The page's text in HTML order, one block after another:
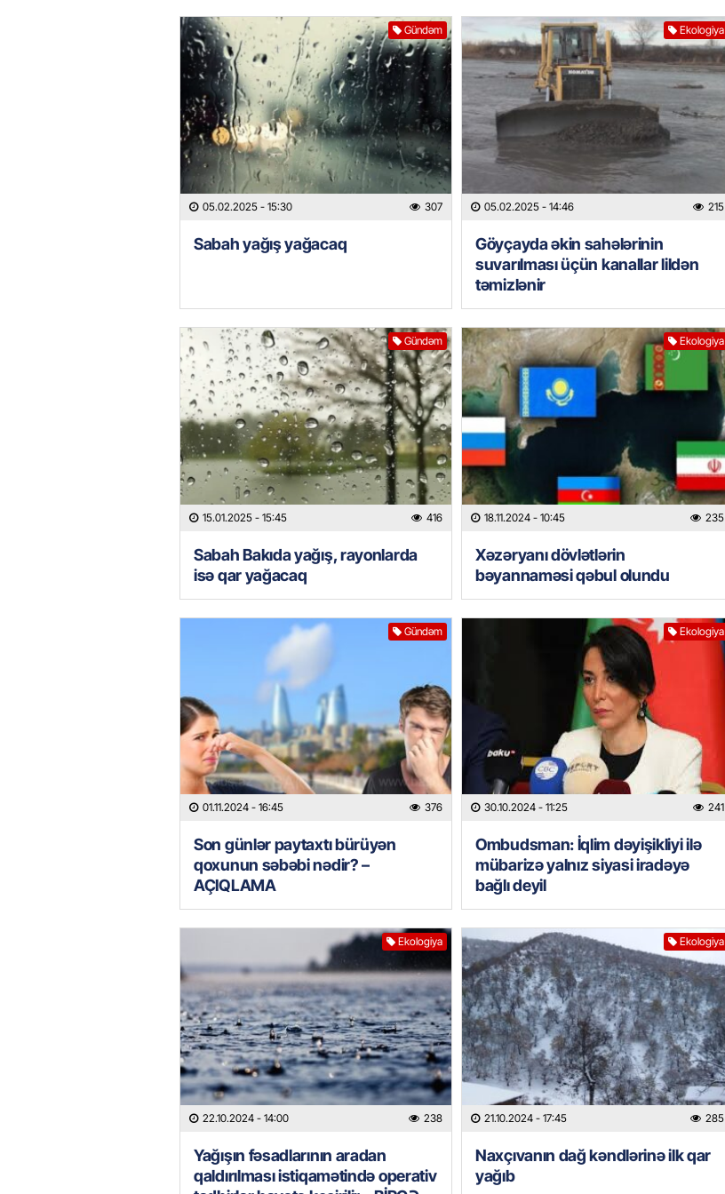
Gündəm
05.02.2025 - 15:30 307
Sabah yağış yağacaq
Ekologiya
05.02.2025 - 14:46 215
Göyçayda əkin sahələrinin
suvarılması üçün kanallar lildən
təmizlənir
Gündəm
15.01.2025 - 15:45 416
Sabah Bakıda yağış, rayonlarda
isə qar yağacaq
Ekologiya
18.11.2024 - 10:45 235
Xəzəryanı dövlətlərin
bəyannaməsi qəbul olundu
Gündəm
01.11.2024 - 16:45 376
Son günlər paytaxtı bürüyən
qoxunun səbəbi nədir? –
AÇIQLAMA
Ekologiya
30.10.2024 - 11:25 241
Ombudsman: İqlim dəyişikliyi ilə
mübarizə yalnız siyasi iradəyə
bağlı deyil
Ekologiya
22.10.2024 - 14:00 238
Yağışın fəsadlarının aradan
qaldırılması istiqamətində operativ
Ekologiya
21.10.2024 - 17:45 285
Naxçıvanın dağ kəndlərinə ilk qar
yağıb